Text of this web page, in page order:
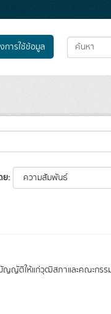
การใช้ข้อมูล
ย
ญญัติให้แก่วุฒิสภาและคณะกรร